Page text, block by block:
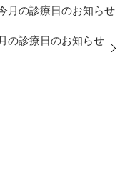
月の診療日のお知らせ
の診療日のお知らせ